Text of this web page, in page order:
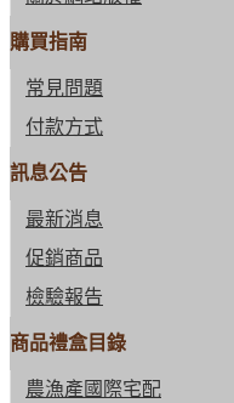
購買指南
常見問題
付款方式
訊息公告
最新消息
促銷商品
檢驗報告
商品禮盒目錄
農漁產國際宅配